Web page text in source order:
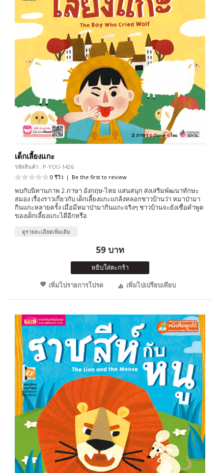
เด็กเลี้ยงแกะ
รหัสสินค้า : P-YOU-1426
0 รีวิว | Be the first to review
พบกับนิทานภาพ 2 ภาษา อังกฤษ-ไทย แสนสนุก ส่งเสริมพัฒนาทักษะ
สมอง เรื่องราวเกี่ยวกับ เด็กเลี้ยงแกะแกล้งหลอกชาวบ้านว่า หมาป่ามา
กินแกะหลายครั้ง เมื่อมีหมาป่ามากินแกะจริงๆ ชาวบ้านจะยังเชื่อคำพูด
ของเด็กเลี้ยงแกะไดีอีกหรือ
ดูรายละเอียดเพิ่มเติม
59 บาท
หยิบใส่ตะกร้า
เพิ่มไปรายการโปรด
เพิ่มไปเปรียบเทียบ